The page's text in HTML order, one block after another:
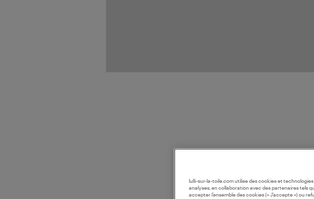
lulli-sur-la-toile.com utilise des cookies et
analyses, en collaboration avec des partenaires tels
accepter l’ensemble des cookies (« J’accepte ») ou